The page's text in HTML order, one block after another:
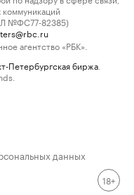
№ФС77-82385)
агентство «РБК».
Петербургская биржа
данных
18+